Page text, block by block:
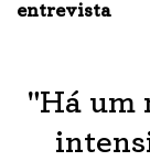
entrevista
"Há um